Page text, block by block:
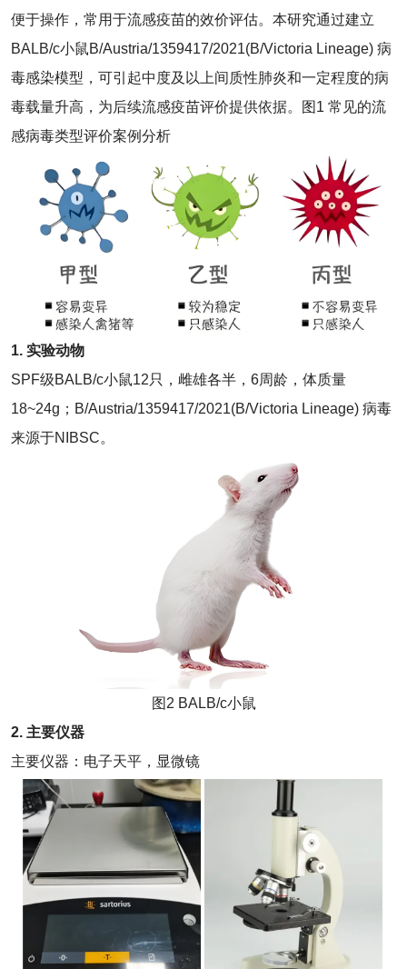
便于操作，常用于流感疫苗的效价评估。本研究通过建立
BALB/c小鼠B/Austria/1359417/2021(B/Victoria Lineage) 病
毒感染模型，可引起中度及以上间质性肺炎和一定程度的病
毒载量升高，为后续流感疫苗评价提供依据。图1 常见的流
感病毒类型评价案例分析
1. 实验动物
SPF级BALB/c小鼠12只，雌雄各半，6周龄，体质量
18~24g；B/Austria/1359417/2021(B/Victoria Lineage) 病毒
来源于NIBSC。
图2 BALB/c小鼠
2. 主要仪器
主要仪器：电子天平，显微镜